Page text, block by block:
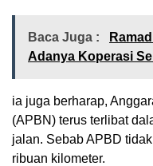
Baca Juga :
Adanya Koperasi
ia juga berharap,
(APBN) terus terlibat
jalan. Sebab APBD
ribuan kilometer.